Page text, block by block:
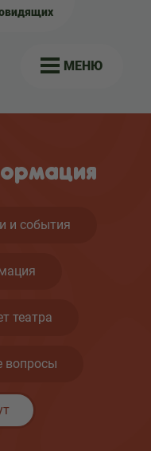
МЕНЮ
и события
театра
вопросы